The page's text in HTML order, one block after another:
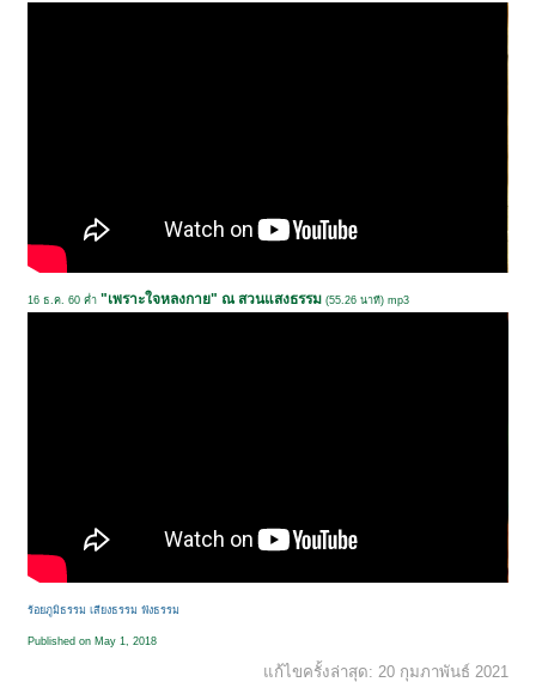
16 ธ.ค. 60 ค่ำ "เพราะใจหลงกาย" ณ สวนแสงธรรม (55.26 นาที) mp3
ร้อยภูมิธรรม เสียงธรรม ฟังธรรม
Published on May 1, 2018
แก้ไขครั้งล่าสุด: 20 กุมภาพันธ์ 2021